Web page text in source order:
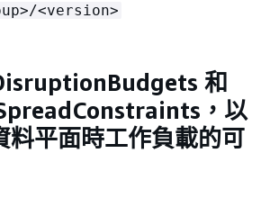
<version>
和
，以
料平面時工作負載的可